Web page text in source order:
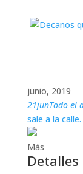
junio, 2019
21junTodo el
sale a la calle.
Más